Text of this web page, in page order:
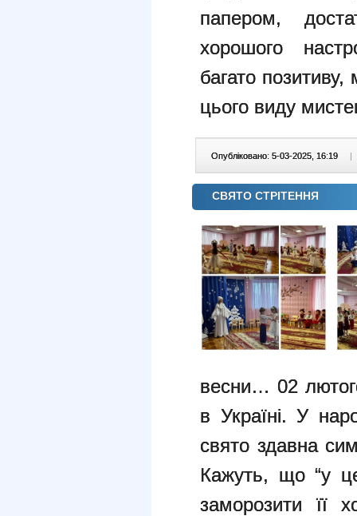
папером,
хорошого
багато
цього виду
Опубліковано: 5-03-2025, 16:19 |
СВЯТО СТРІТЕННЯ
весни… 02
в Україні. У
свято здавна
Кажуть, що “у
заморозити її